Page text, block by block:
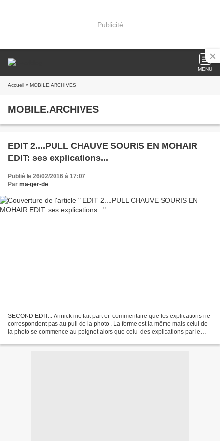
Publicité
MENU
Accueil » MOBILE.ARCHIVES
MOBILE.ARCHIVES
EDIT 2....PULL CHAUVE SOURIS EN MOHAIR
EDIT: ses explications...
Publié le 26/02/2016 à 17:07
Par ma-ger-de
SECOND EDIT... Annick me fait part en commentaire que les explications ne
correspondent pas au pull de la photo.. La forme est la même mais celui de
la photo se commence au poignet alors que celui des explications par le